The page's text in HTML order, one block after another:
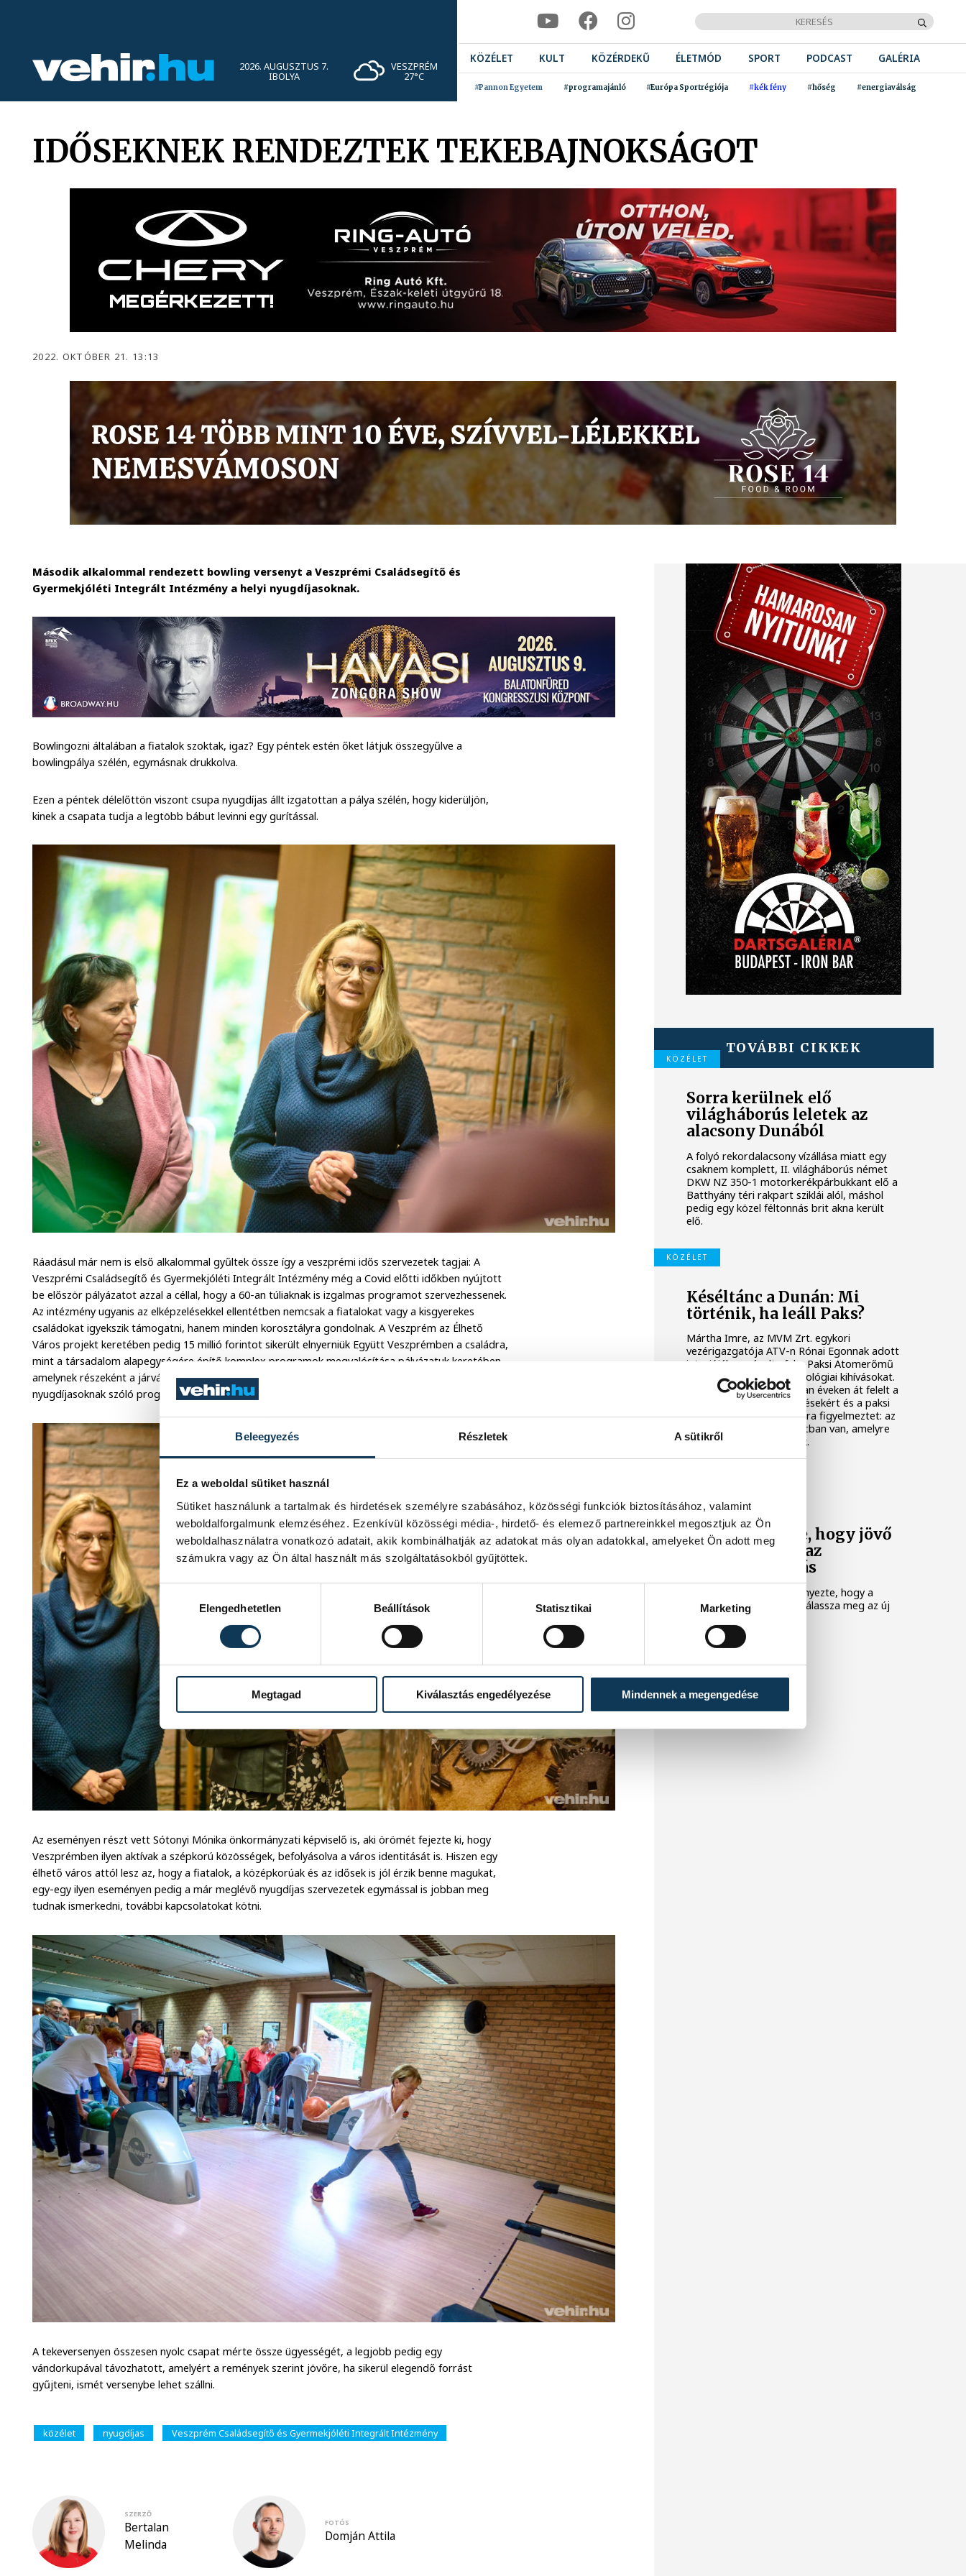
Beleegyezés Részletek A sütikről
Ez a weboldal sütiket használ
Sütiket használunk a tartalmak és hirdetések személyre szabásához, közösségi funkciók biztosításához, valamint
weboldalforgalmunk elemzéséhez. Ezenkívül közösségi média-, hirdető- és elemező partnereinkkel megosztjuk az Ön
weboldalhasználatra vonatkozó adatait, akik kombinálhatják az adatokat más olyan adatokkal, amelyeket Ön adott meg
számukra vagy az Ön által használt más szolgáltatásokból gyűjtöttek.
Hozzájárulás kiválasztása
Elengedhetetlen
Beállítások Statisztikai Marketing
Megtagad Kiválasztás engedélyezése Mindennek a megengedése
2026. AUGUSZTUS 7.
IBOLYA
VESZPRÉM
27°C
KÖZÉLET KULT KÖZÉRDEKŰ ÉLETMÓD SPORT PODCAST GALÉRIA
#Pannon Egyetem #programajánló #Európa Sportrégiója #kék fény #hőség #energiaválság
IDŐSEKNEK RENDEZTEK TEKEBAJNOKSÁGOT
2022. OKTÓBER 21. 13:13
Második alkalommal rendezett bowling versenyt a Veszprémi Családsegítő és
Gyermekjóléti Integrált Intézmény a helyi nyugdíjasoknak.
Bowlingozni általában a fiatalok szoktak, igaz? Egy péntek estén őket látjuk összegyűlve a
bowlingpálya szélén, egymásnak drukkolva.
Ezen a péntek délelőttön viszont csupa nyugdíjas állt izgatottan a pálya szélén, hogy kiderüljön,
kinek a csapata tudja a legtöbb bábut levinni egy gurítással.
Ráadásul már nem is első alkalommal gyűltek össze így a veszprémi idős szervezetek tagjai: A
Veszprémi Családsegítő és Gyermekjóléti Integrált Intézmény még a Covid előtti időkben nyújtott
be először pályázatot azzal a céllal, hogy a 60-an túliaknak is izgalmas programot szervezhessenek.
Az intézmény ugyanis az elképzelésekkel ellentétben nemcsak a fiatalokat vagy a kisgyerekes
családokat igyekszik támogatni, hanem minden korosztályra gondolnak. A Veszprém az Élhető
Város projekt keretében pedig 15 millió forintot sikerült elnyerniük Együtt Veszprémben a családra,
mint a társadalom alapegységére építő komplex programok megvalósítása pályázatuk keretében,
amelynek részeként a járvány miatt némi csúszással először tavaly, majd idén is megvalósították a
nyugdíjasoknak szóló programjukat – tudtuk meg Horváthné Kecskés Diána intézményvezetőtől.
Az eseményen részt vett Sótonyi Mónika önkormányzati képviselő is, aki örömét fejezte ki, hogy
Veszprémben ilyen aktívak a szépkorú közösségek, befolyásolva a város identitását is. Hiszen egy
élhető város attól lesz az, hogy a fiatalok, a középkorúak és az idősek is jól érzik benne magukat,
egy-egy ilyen eseményen pedig a már meglévő nyugdíjas szervezetek egymással is jobban meg
tudnak ismerkedni, további kapcsolatokat kötni.
A tekeversenyen összesen nyolc csapat mérte össze ügyességét, a legjobb pedig egy
vándorkupával távozhatott, amelyért a remények szerint jövőre, ha sikerül elegendő forrást
gyűjteni, ismét versenybe lehet szállni.
közélet nyugdíjas Veszprém Családsegítő és Gyermekjóléti Integrált Intézmény
SZERZŐ
Bertalan
Melinda
FOTÓS
Domján Attila
TOVÁBBI CIKKEK
KÖZÉLET
Sorra kerülnek elő
világháborús leletek az
alacsony Dunából
A folyó rekordalacsony vízállása miatt egy
csaknem komplett, II. világháborús német
DKW NZ 350-1 motorkerékpárbukkant elő a
Batthyány téri rakpart sziklái alól, máshol
pedig egy közel féltonnás brit akna került
elő.
KÖZÉLET
Késéltánc a Dunán: Mi
történik, ha leáll Paks?
Mártha Imre, az MVM Zrt. egykori
vezérigazgatója ATV-n Rónai Egonnak adott
interjújában vázolta fel a Paksi Atomerőmű
előtt álló példátlan technológiai kihívásokat.
A szakember, aki korábban éveken át felelt a
hazai energetikai fejlesztésekért és a paksi
blokkok működéséért, arra figyelmeztet: az
erőmű olyan üzemállapotban van, amelyre
eredetileg nem tervezték.
A Tisza-frakció
kezdeményezte, hogy jövő
kedden legyen az
államfőválasztás
A Tisza-frakció kezdeményezte, hogy a
parlament jövő kedden válassza meg az új
köztársasági elnököt.